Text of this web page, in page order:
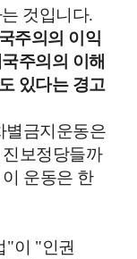
것입니다.
주의의 이익
주의의 이해
있다는 경고
별금지운동은
진보정당들까
이 운동은 한
"이 "인권